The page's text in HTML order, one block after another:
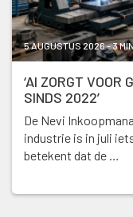
5 AUGUSTUS 2026 - 3
‘AI ZORGT VOOR
SINDS 2022’
De Nevi
industrie is in juli
betekent dat de …